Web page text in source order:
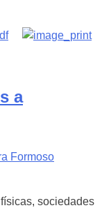
a
Formoso
sociedades